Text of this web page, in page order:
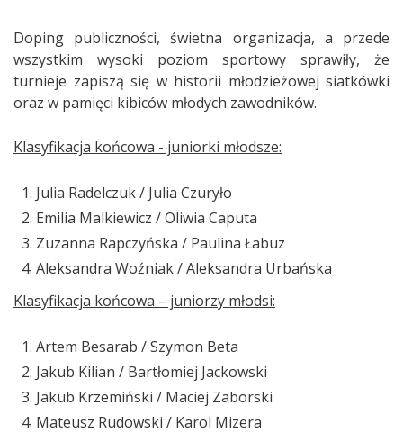
Doping publiczności, świetna organizacja, a przede
wszystkim wysoki poziom sportowy sprawiły, że
turnieje zapiszą się w historii młodzieżowej siatkówki
oraz w pamięci kibiców młodych zawodników.
Klasyfikacja końcowa - juniorki młodsze:
Julia Radelczuk / Julia Czuryło
Emilia Malkiewicz / Oliwia Caputa
Zuzanna Rapczyńska / Paulina Łabuz
Aleksandra Woźniak / Aleksandra Urbańska
Klasyfikacja końcowa – juniorzy młodsi:
Artem Besarab / Szymon Beta
Jakub Kilian / Bartłomiej Jackowski
Jakub Krzemiński / Maciej Zaborski
Mateusz Rudowski / Karol Mizera